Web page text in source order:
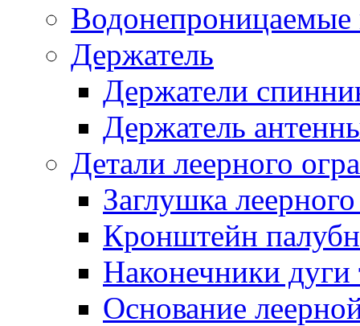
Водонепроницаемые
Держатель
Держатели
Держатель
Детали леерного
Заглушка
Кронштейн
Наконечники дуги
Основание